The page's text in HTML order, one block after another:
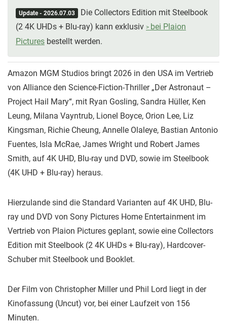
Update - 2026.07.03
Die Collectors Edition mit Steelbook
(2 4K UHDs + Blu-ray) kann exklusiv
bei Plaion
Pictures bestellt werden.
Amazon MGM Studios bringt 2026 in den USA im Vertrieb
von Alliance den Science-Fiction-Thriller „Der Astronaut –
Project Hail Mary“, mit Ryan Gosling, Sandra Hüller, Ken
Leung, Milana Vayntrub, Lionel Boyce, Orion Lee, Liz
Kingsman, Richie Cheung, Annelle Olaleye, Bastian Antonio
Fuentes, Isla McRae, James Wright und Robert James
Smith, auf 4K UHD, Blu-ray und DVD, sowie im Steelbook
(4K UHD + Blu-ray) heraus.
Hierzulande sind die Standard Varianten auf 4K UHD, Blu-
ray und DVD von Sony Pictures Home Entertainment im
Vertrieb von Plaion Pictures geplant, sowie eine Collectors
Edition mit Steelbook (2 4K UHDs + Blu-ray), Hardcover-
Schuber mit Steelbook und Booklet.
Der Film von Christopher Miller und Phil Lord liegt in der
Kinofassung (Uncut) vor, bei einer Laufzeit von 156
Minuten.